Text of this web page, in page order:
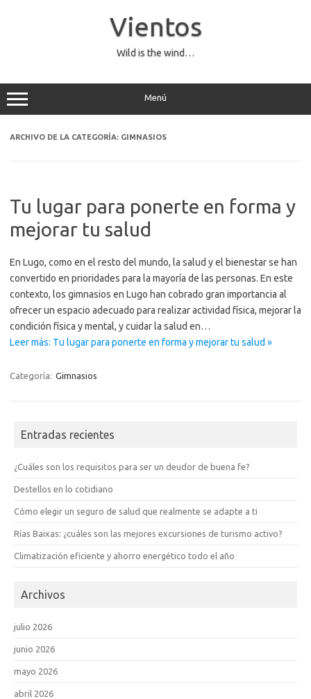
Vientos
Wild is the wind…
Menú
ARCHIVO DE LA CATEGORÍA: GIMNASIOS
Tu lugar para ponerte en forma y
mejorar tu salud
En Lugo, como en el resto del mundo, la salud y el bienestar se han
convertido en prioridades para la mayoría de las personas. En este
contexto, los gimnasios en Lugo han cobrado gran importancia al
ofrecer un espacio adecuado para realizar actividad física, mejorar la
condición física y mental, y cuidar la salud en…
Leer más: Tu lugar para ponerte en forma y mejorar tu salud »
Categoría: Gimnasios
Entradas recientes
¿Cuáles son los requisitos para ser un deudor de buena fe?
Destellos en lo cotidiano
Cómo elegir un seguro de salud que realmente se adapte a ti
Rías Baixas: ¿cuáles son las mejores excursiones de turismo activo?
Climatización eficiente y ahorro energético todo el año
Archivos
julio 2026
junio 2026
mayo 2026
abril 2026